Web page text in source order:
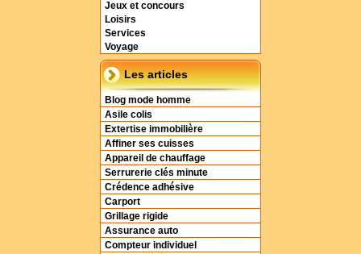
Jeux et concours
Loisirs
Services
Voyage
Les articles
Blog mode homme
Asile colis
Extertise immobilière
Affiner ses cuisses
Appareil de chauffage
Serrurerie clés minute
Crédence adhésive
Carport
Grillage rigide
Assurance auto
Compteur individuel